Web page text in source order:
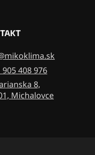
905 408 976
8,
Michalovce